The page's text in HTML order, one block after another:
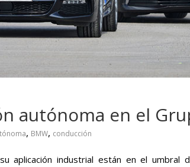
autónoma en el
, BMW, conducción
aplicación industrial están en el umbral